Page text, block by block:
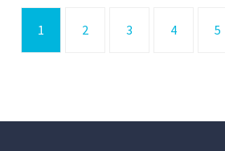
1 2 3 4 5